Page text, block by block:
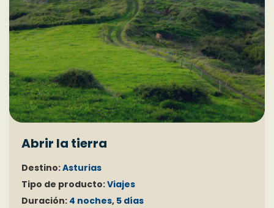
Abrir la tierra
Destino:Asturias
Tipo de producto:Viajes
Duración: 4 noches, 5 días